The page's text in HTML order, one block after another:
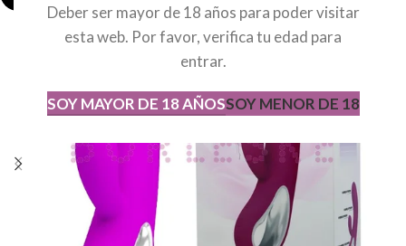
Deber ser mayor de 18 años para poder visitar
esta web. Por favor, verifica tu edad para
entrar.
SOY MAYOR DE 18 AÑOSSOY MENOR DE 18